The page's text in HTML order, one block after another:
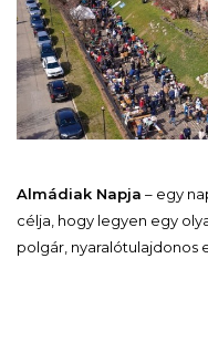
Almádiak Napja – egy
célja, hogy legyen egy
polgár, nyaralótulajdonos